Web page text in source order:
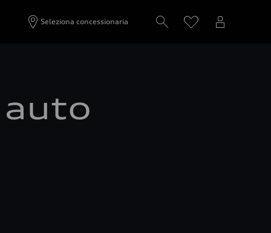
Seleziona concessionaria